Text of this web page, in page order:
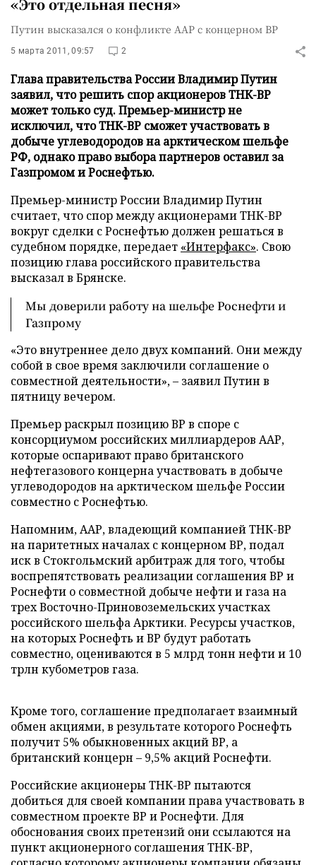
«Это отдельная песня»
Путин высказался о конфликте ААР с концерном ВР
5 марта 2011, 09:57 2
Глава правительства России Владимир Путин
заявил, что решить спор акционеров ТНК-ВР
может только суд. Премьер-министр не
исключил, что ТНК-ВР сможет участвовать в
добыче углеводородов на арктическом шельфе
РФ, однако право выбора партнеров оставил за
Газпромом и Роснефтью.
Премьер-министр России Владимир Путин
считает, что спор между акционерами ТНК-ВР
вокруг сделки с Роснефтью должен решаться в
судебном порядке, передает «Интерфакс». Свою
позицию глава российского правительства
высказал в Брянске.
Мы доверили работу на шельфе Роснефти и
Газпрому
«Это внутреннее дело двух компаний. Они между
собой в свое время заключили соглашение о
совместной деятельности», – заявил Путин в
пятницу вечером.
Премьер раскрыл позицию ВР в споре с
консорциумом российских миллиардеров ААР,
которые оспаривают право британского
нефтегазового концерна участвовать в добыче
углеводородов на арктическом шельфе России
совместно с Роснефтью.
Напомним, ААР, владеющий компанией ТНК-ВР
на паритетных началах с концерном ВР, подал
иск в Стокгольмский арбитраж для того, чтобы
воспрепятствовать реализации соглашения ВР и
Роснефти о совместной добыче нефти и газа на
трех Восточно-Приновоземельских участках
российского шельфа Арктики. Ресурсы участков,
на которых Роснефть и ВР будут работать
совместно, оцениваются в 5 млрд тонн нефти и 10
трлн кубометров газа.
Кроме того, соглашение предполагает взаимный
обмен акциями, в результате которого Роснефть
получит 5% обыкновенных акций ВР, а
британский концерн – 9,5% акций Роснефти.
Российские акционеры ТНК-ВР пытаются
добиться для своей компании права участвовать в
совместном проекте ВР и Роснефти. Для
обоснования своих претензий они ссылаются на
пункт акционерного соглашения ТНК-ВР,